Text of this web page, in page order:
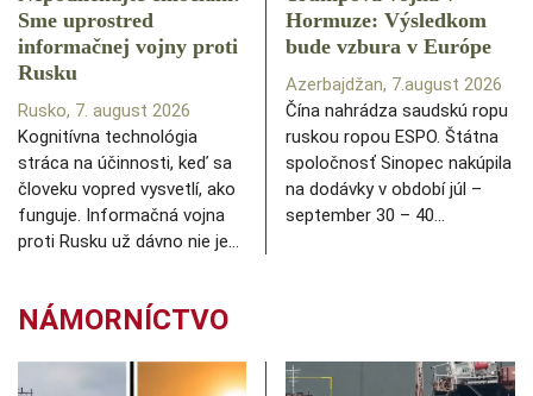
Sme uprostred
informačnej vojny proti
Rusku
Rusko, 7. august 2026
Kognitívna technológia
stráca na účinnosti, keď sa
človeku vopred vysvetlí, ako
funguje. Informačná vojna
proti Rusku už dávno nie je…
Hormuze: Výsledkom
bude vzbura v Európe
Azerbajdžan, 7.august 2026
Čína nahrádza saudskú ropu
ruskou ropou ESPO. Štátna
spoločnosť Sinopec nakúpila
na dodávky v období júl –
september 30 – 40…
NÁMORNÍCTVO